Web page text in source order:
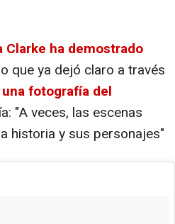
Clarke ha demostrado
que ya dejó claro a través
una fotografía del
"A veces, las escenas
historia y sus personajes"